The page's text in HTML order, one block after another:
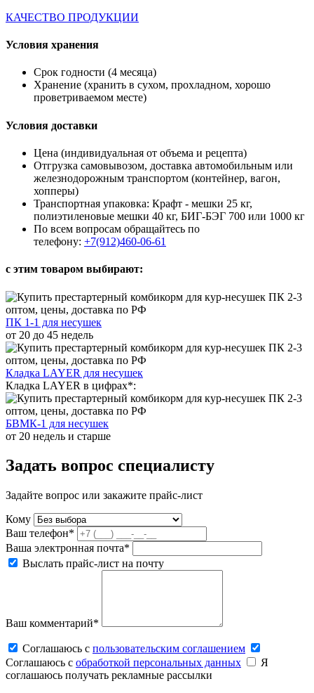
КАЧЕСТВО ПРОДУКЦИИ
Условия хранения
Срок годности (4 месяца)
Хранение (хранить в сухом, прохладном, хорошо
проветриваемом месте)
Условия доставки
Цена (индивидуальная от объема и рецепта)
Отгрузка самовывозом, доставка автомобильным или
железнодорожным транспортом (контейнер, вагон,
хопперы)
Транспортная упаковка: Крафт - мешки 25 кг,
полиэтиленовые мешки 40 кг, БИГ-БЭГ 700 или 1000 кг
По всем вопросам обращайтесь по
телефону: +7(912)460-06-61
с этим товаром выбирают:
ПК 1-1 для несушек
от 20 до 45 недель
Кладка LAYER для несушек
Кладка LAYER в цифрах*:
БВМК-1 для несушек
от 20 недель и старше
Задать вопрос специалисту
Задайте вопрос или закажите прайс-лист
Кому
Ваш телефон*
Ваша электронная почта*
Выслать прайс-лист на почту
Ваш комментарий*
Соглашаюсь c пользовательским соглашением
Соглашаюсь c обработкой персональных данных
Я
соглашаюсь получать рекламные рассылки